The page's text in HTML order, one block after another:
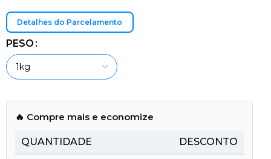
Detalhes do Parcelamento
PESO
🔥 Compre mais e economize
QUANTIDADE DESCONTO